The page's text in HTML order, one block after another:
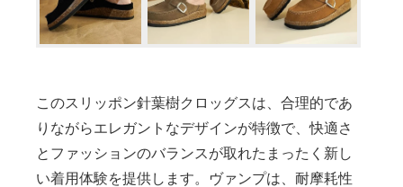
このスリッポン針葉樹クロッグスは、合理的であ
りながらエレガントなデザインが特徴で、快適さ
とファッションのバランスが取れたまったく新し
い着用体験を提供します。ヴァンプは、耐摩耗性